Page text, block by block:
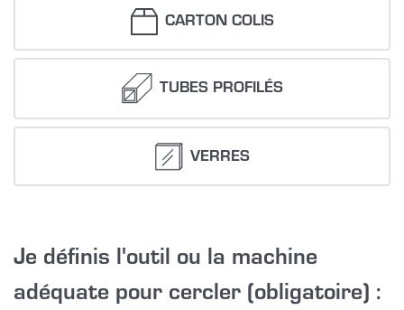
CARTON COLIS
TUBES PROFILÉS
VERRES
Je définis l'outil ou la machine
adéquate pour cercler (obligatoire) :